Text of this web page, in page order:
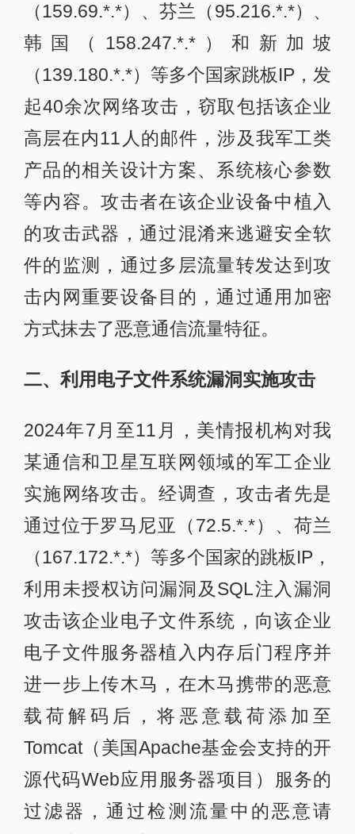
（159.69.*.*）、芬兰（95.216.*.*）、
韩国（158.247.*.*）和新加坡
（139.180.*.*）等多个国家跳板IP，发
起40余次网络攻击，窃取包括该企业
高层在内11人的邮件，涉及我军工类
产品的相关设计方案、系统核心参数
等内容。攻击者在该企业设备中植入
的攻击武器，通过混淆来逃避安全软
件的监测，通过多层流量转发达到攻
击内网重要设备目的，通过通用加密
方式抹去了恶意通信流量特征。
二、利用电子文件系统漏洞实施攻击
2024年7月至11月，美情报机构对我
某通信和卫星互联网领域的军工企业
实施网络攻击。经调查，攻击者先是
通过位于罗马尼亚（72.5.*.*）、荷兰
（167.172.*.*）等多个国家的跳板IP，
利用未授权访问漏洞及SQL注入漏洞
攻击该企业电子文件系统，向该企业
电子文件服务器植入内存后门程序并
进一步上传木马，在木马携带的恶意
载荷解码后，将恶意载荷添加至
Tomcat（美国Apache基金会支持的开
源代码Web应用服务器项目）服务的
过滤器，通过检测流量中的恶意请